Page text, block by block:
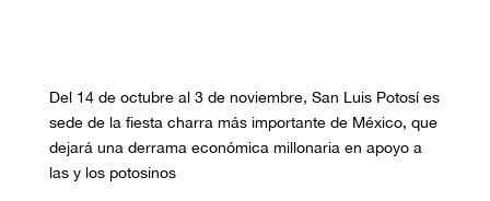
Del 14 de octubre al 3 de noviembre, San Luis Potosí es
sede de la fiesta charra más importante de México, que
dejará una derrama económica millonaria en apoyo a
las y los potosinos